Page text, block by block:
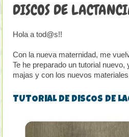
DISCOS DE
Hola a tod@s!!
Con la nueva maternidad, me
Te he preparado un tutorial
majas y con los nuevos
TUTORIAL DE DISCOS DE